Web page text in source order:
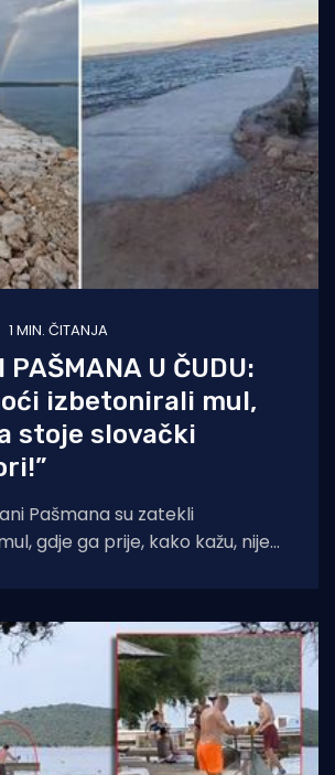
1 MIN. ČITANJA
PAŠMANA U ČUDU:
izbetonirali mul,
stoje slovački
Pašmana su zatekli
gdje ga prije, kako kažu, nije